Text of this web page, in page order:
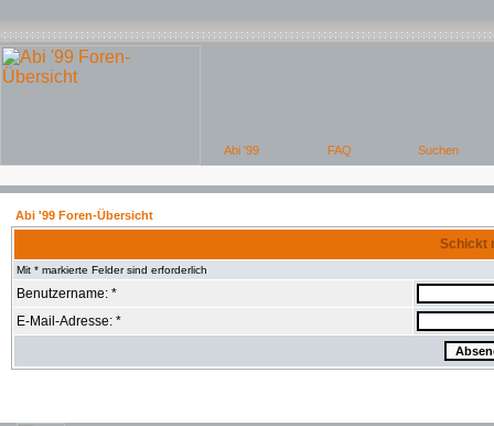
Abi '99 Foren-Übersicht
Schickt
Mit * markierte Felder sind erforderlich
Benutzername: *
E-Mail-Adresse: *